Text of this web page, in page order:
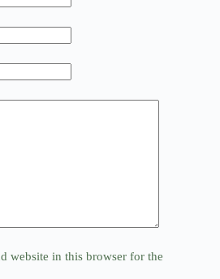
website in this browser for the